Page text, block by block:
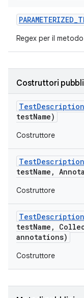
PARAMETERIZED_
Regex per il
Costruttori
TestDescription
testName)
Costruttore
TestDescription
testName ,
Costruttore
TestDescription
testName ,
annotations)
Costruttore